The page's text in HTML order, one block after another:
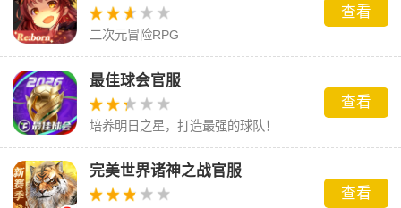
二次元冒险RPG
查看
最佳球会官服
培养明日之星，打造最强的球队！
查看
完美世界诸神之战官服
查看